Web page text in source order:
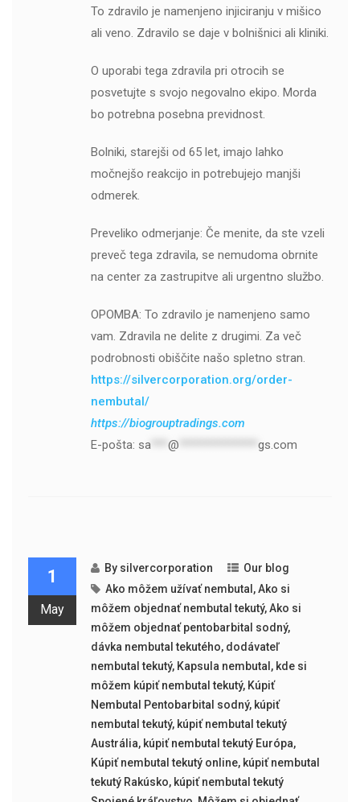
To zdravilo je namenjeno injiciranju v mišico
ali veno. Zdravilo se daje v bolnišnici ali kliniki.
O uporabi tega zdravila pri otrocih se
posvetujte s svojo negovalno ekipo. Morda
bo potrebna posebna previdnost.
Bolniki, starejši od 65 let, imajo lahko
močnejšo reakcijo in potrebujejo manjši
odmerek.
Preveliko odmerjanje: Če menite, da ste vzeli
preveč tega zdravila, se nemudoma obrnite
na center za zastrupitve ali urgentno službo.
OPOMBA: To zdravilo je namenjeno samo
vam. Zdravila ne delite z drugimi. Za več
podrobnosti obiščite našo spletno stran.
https://silvercorporation.org/order-
nembutal/
https://biogrouptradings.com
E-pošta: sa*** @ gs.com
1
May
By silvercorporation
Our blog
Ako môžem užívať nembutal ,Ako si
môžem objednať nembutal tekutý,Ako si
môžem objednať pentobarbital sodný,
dávka nembutal tekutého, dodávateľ
nembutal tekutý, Kapsula nembutal , kde si
môžem kúpiť nembutal tekutý, Kúpiť
Nembutal Pentobarbital sodný, kúpiť
nembutal tekutý, kúpiť nembutal tekutý
Austrália, kúpiť nembutal tekutý Európa,
Kúpiť nembutal tekutý online, kúpiť nembutal
tekutý Rakúsko, kúpiť nembutal tekutý